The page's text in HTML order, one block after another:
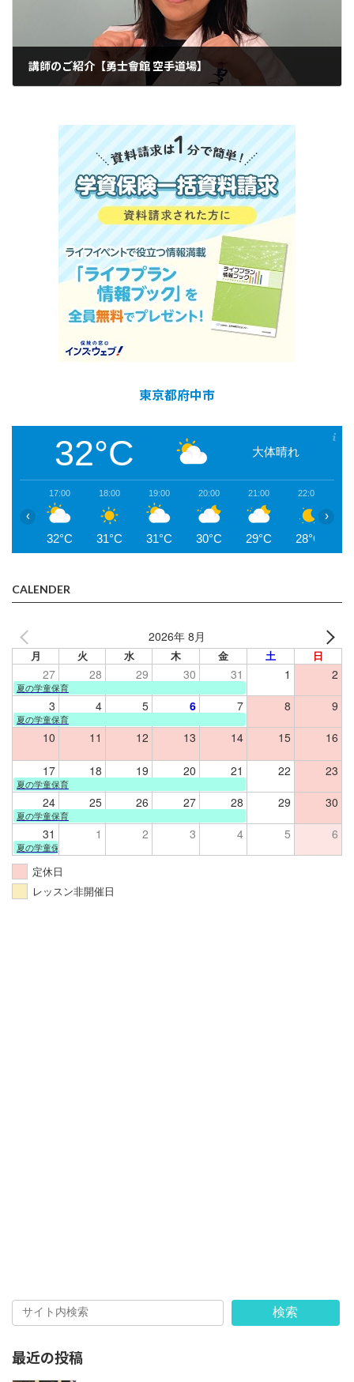
講師のご紹介【勇士會館 空手道場】
東京都府中市
32°C 大体晴れ
17:00
32°C
18:00
31°C
19:00
31°C
20:00
30°C
21:00
29°C
22:00
28°C
‹ ›
CALENDER
2026年 8月
月 火 水 木 金 土 日
27 28 29 30 31 1 2
夏の学童保育
3 4 5 6 7 8 9
夏の学童保育
10 11 12 13 14 15 16
17 18 19 20 21 22 23
夏の学童保育
24 25 26 27 28 29 30
夏の学童保育
31 1 2 3 4 5 6
夏の学童保育
定休日
レッスン非開催日
検索
最近の投稿